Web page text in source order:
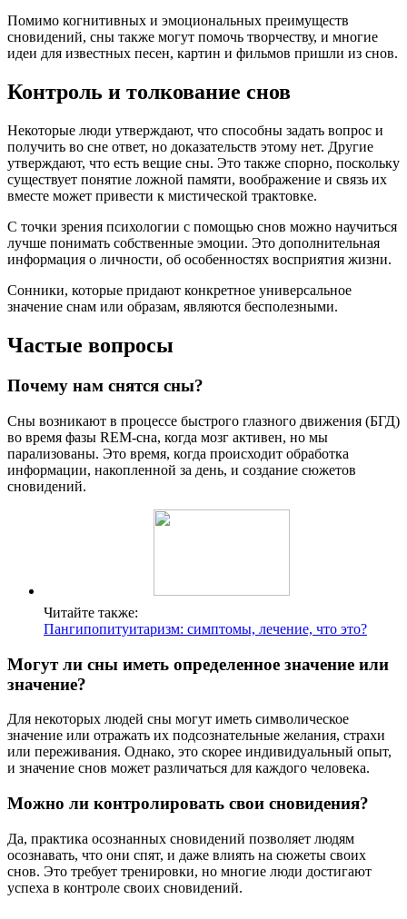
Помимо когнитивных и эмоциональных преимуществ
сновидений, сны также могут помочь творчеству, и многие
идеи для известных песен, картин и фильмов пришли из снов.
Контроль и толкование снов
Некоторые люди утверждают, что способны задать вопрос и
получить во сне ответ, но доказательств этому нет. Другие
утверждают, что есть вещие сны. Это также спорно, поскольку
существует понятие ложной памяти, воображение и связь их
вместе может привести к мистической трактовке.
С точки зрения психологии с помощью снов можно научиться
лучше понимать собственные эмоции. Это дополнительная
информация о личности, об особенностях восприятия жизни.
Сонники, которые придают конкретное универсальное
значение снам или образам, являются бесполезными.
Частые вопросы
Почему нам снятся сны?
Сны возникают в процессе быстрого глазного движения (БГД)
во время фазы REM-сна, когда мозг активен, но мы
парализованы. Это время, когда происходит обработка
информации, накопленной за день, и создание сюжетов
сновидений.
Читайте также:
Пангипопитуитаризм: симптомы, лечение, что это?
Могут ли сны иметь определенное значение или
значение?
Для некоторых людей сны могут иметь символическое
значение или отражать их подсознательные желания, страхи
или переживания. Однако, это скорее индивидуальный опыт,
и значение снов может различаться для каждого человека.
Можно ли контролировать свои сновидения?
Да, практика осознанных сновидений позволяет людям
осознавать, что они спят, и даже влиять на сюжеты своих
снов. Это требует тренировки, но многие люди достигают
успеха в контроле своих сновидений.